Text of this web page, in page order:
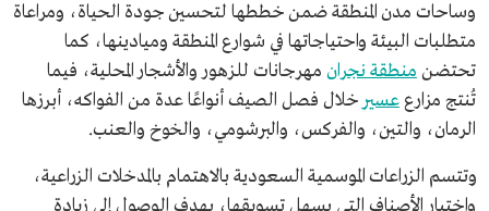
وساحات مدن المنطقة ضمن خططها لتحسين جودة الحياة، ومراعاة
متطلبات البيئة واحتياجاتها في شوارع المنطقة وميادينها، كما
تحتضن منطقة نجران مهرجانات للزهور والأشجار المحلية، فيما
تُنتج مزارع عسير خلال فصل الصيف أنواعًا عدة من الفواكه، أبرزها
الرمان، والتين، والفركس، والبرشومي، والخوخ والعنب.
وتتسم الزراعات الموسمية السعودية بالاهتمام بالمدخلات الزراعية،
واختيار الأصناف التي يسهل تسويقها، بهدف الوصول إلى زيادة